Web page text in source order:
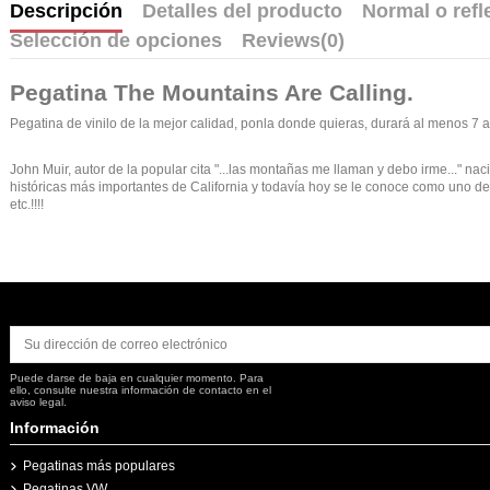
Descripción Detalles del producto
Normal o
Selección de opciones
Reviews(0)
Pegatina The Mountains Are Calling.
Pegatina de vinilo de la mejor calidad, ponla donde quieras, durará al menos 7
John Muir, autor de la popular cita "...las montañas me llaman y debo irme..."
históricas más importantes de California y todavía hoy se le conoce como uno
etc.!!!!
Puede darse de baja en cualquier momento. Para
ello, consulte nuestra información de contacto en el
aviso legal.
Información
Pegatinas más populares